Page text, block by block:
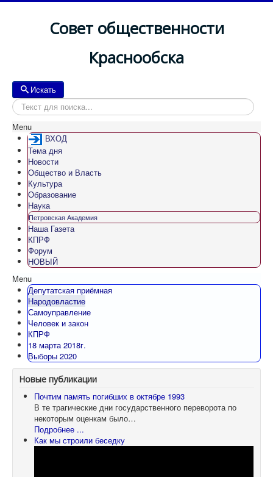
Совет общественности
Краснообска
Искать
Menu
ВХОД
Тема дня
Новости
Общество и Власть
Культура
Образование
Наука
Петровская Академия
Наша Газета
КПРФ
Форум
НОВЫЙ
Menu
Депутатская приёмная
Народовластие
Самоуправление
Человек и закон
КПРФ
18 марта 2018г.
Выборы 2020
Новые публикации
Почтим память погибших в октябре 1993
В те трагические дни государственного переворота по
некоторым оценкам было…
Подробнее ...
Как мы строили беседку